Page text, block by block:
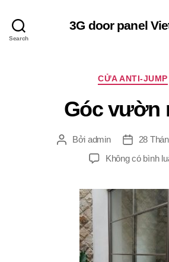
Search
3G door panel
Chuyên
CỬA ANTI-JUMP
Góc vườn
TácBởi admin
Ngày
đăng
28
Không có bình